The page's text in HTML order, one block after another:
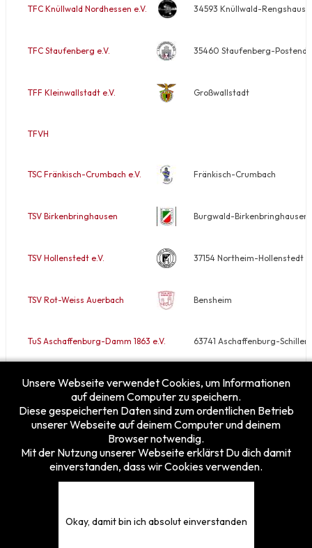
TFC Knüllwald Nordhessen e.V. 34593 Knüllwald-
TFC Staufenberg e.V. 35460 Staufenberg-
TFF Kleinwallstadt e.V. Großwallstadt
TFVH
TSC Fränkisch-Crumbach e.V. Fränkisch-Crumbach
TSV Birkenbringhausen Burgwald-Birkenbringhausen
TSV Hollenstedt e.V. 37154 Northeim-Hollenstedt
TSV Rot-Weiss Auerbach Bensheim
TuS Aschaffenburg-Damm 1863 e.V. 63741 Aschaffenburg-
VfB Rodheim/Horloff e.V. 35410 Hungen-Rodheim
Besucherzähler
Heute
10
Diesen Monat
207
Unsere Webseite verwendet Cookies, um Informationen
auf deinem Computer zu speichern.
Diese gespeicherten Daten sind zum ordentlichen Betrieb
unserer Webseite auf deinem Computer und deinem
Browser notwendig.
Mit der Nutzung unserer Webseite erklärst Du dich damit
einverstanden, dass wir Cookies verwenden.
Okay, damit bin ich absolut einverstanden